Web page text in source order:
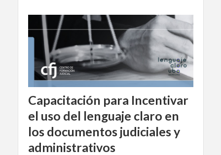
Capacitación para Incentivar
el uso del lenguaje claro en
los documentos judiciales y
administrativos